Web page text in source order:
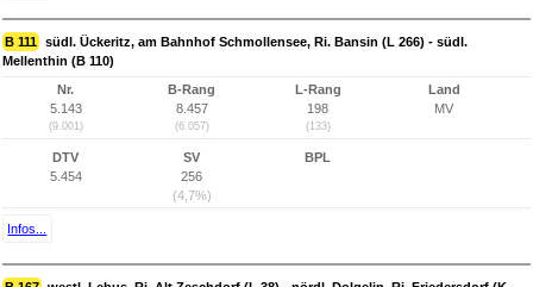
B 111 südl. Ückeritz, am Bahnhof Schmollensee, Ri. Bansin (L 266) - südl.
Mellenthin (B 110)
Nr.
5.143
(9.001)
B-Rang
8.457
(6.057)
L-Rang
198
(133)
Land
MV
DTV
5.454
SV
256
(4,7%)
BPL
Infos...